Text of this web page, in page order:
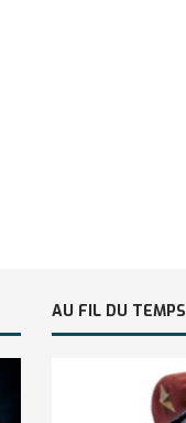
AU FIL DU TEMPS